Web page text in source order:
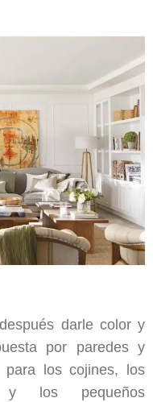
darle color y
por paredes y
los cojines, los
y los pequeños